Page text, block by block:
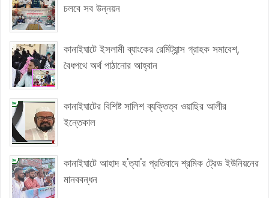
চলবে সব উন্নয়ন
কানাইঘাটে ইসলামী ব্যাংকের রেমিট্যান্স গ্রাহক সমাবেশ,
বৈধপথে অর্থ পাঠানোর আহ্বান
কানাইঘাটের বিশিষ্ট সালিশ ব্যক্তিত্ব ওয়াছির আলীর
ইন্তেকাল
কানাইঘাটে আহাদ হ'ত্যা'র প্রতিবাদে শ্রমিক ট্রেড ইউনিয়নের
মানববন্ধন